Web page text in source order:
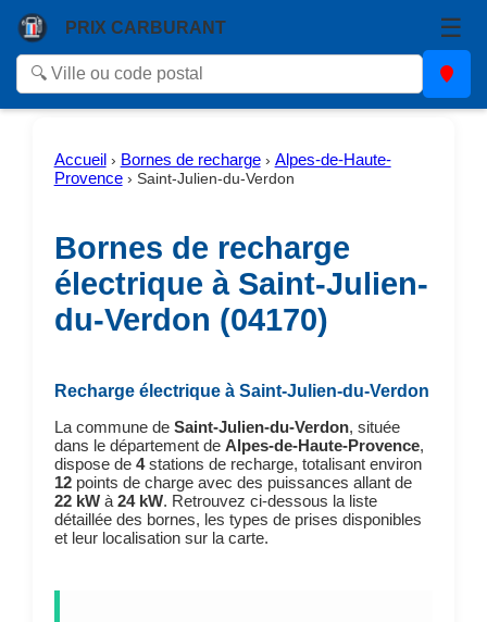
PRIX CARBURANT ☰
Accueil › Bornes de recharge› Alpes-de-Haute-
Provence› Saint-Julien-du-Verdon
Bornes de recharge
électrique à Saint-Julien-
du-Verdon (04170)
Recharge électrique à Saint-Julien-du-Verdon
La commune de Saint-Julien-du-Verdon, située
dans le département de Alpes-de-Haute-Provence,
dispose de 4stations de recharge, totalisant environ
12points de charge avec des puissances allant de
22 kWà 24 kW. Retrouvez ci-dessous la liste
détaillée des bornes, les types de prises disponibles
et leur localisation sur la carte.